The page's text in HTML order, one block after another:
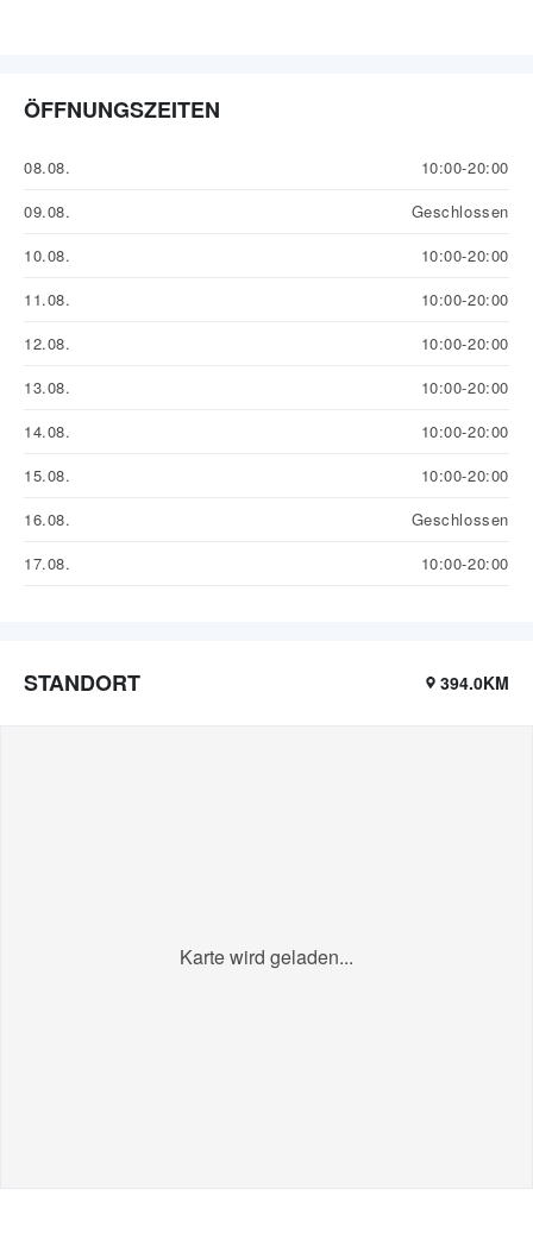
ÖFFNUNGSZEITEN
08.08.
10:00-20:00
09.08.
Geschlossen
10.08.
10:00-20:00
11.08.
10:00-20:00
12.08.
10:00-20:00
13.08.
10:00-20:00
14.08.
10:00-20:00
15.08.
10:00-20:00
16.08.
Geschlossen
17.08.
10:00-20:00
STANDORT 394.0KM
Karte wird geladen...